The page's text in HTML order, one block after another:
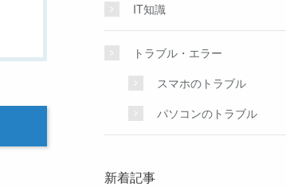
IT知識
トラブル・エラー
スマホのトラブル
パソコンのトラブル
新着記事